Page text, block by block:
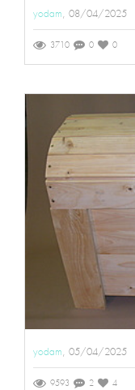
yodam, 08/04/2025
3710 0 0
yodam, 05/04/2025
9593 2 4